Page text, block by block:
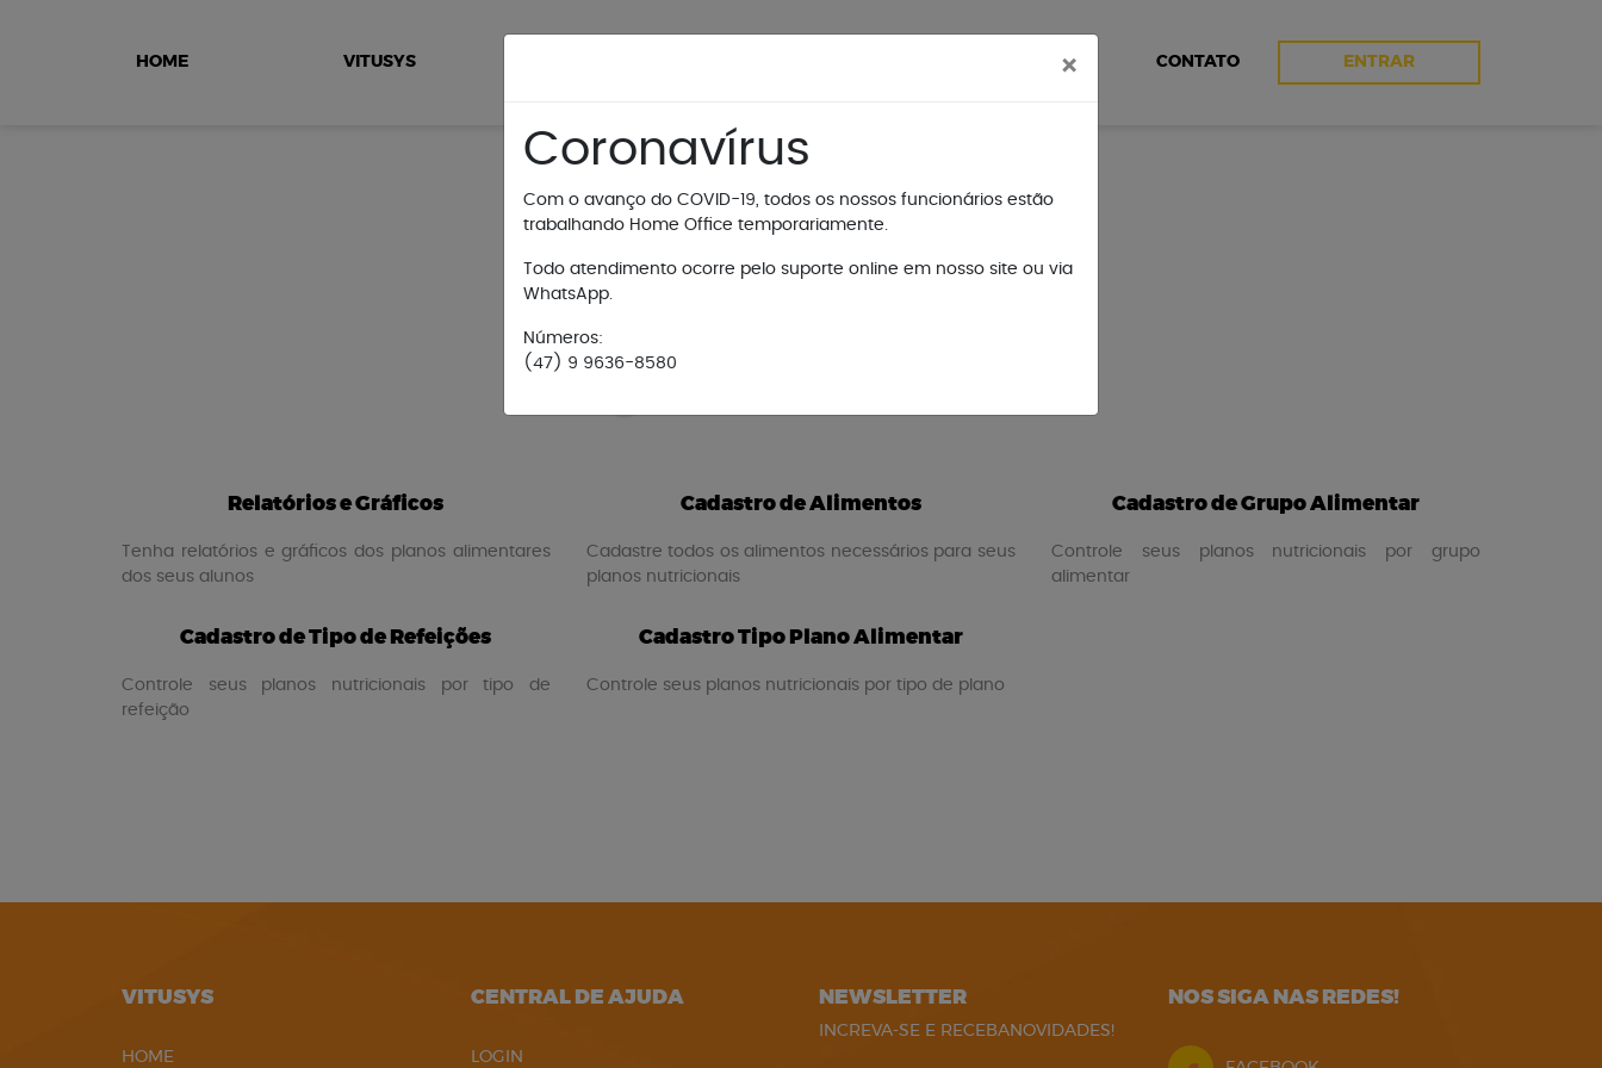
HOME VITUSYS CONTATO ENTRAR
GESTÃO DE NUTRIÇÃO
Relatórios e Gráficos
Tenha relatórios e gráficos dos planos alimentares
dos seus alunos
Cadastro de Alimentos
Cadastre todos os alimentos necessários para seus
planos nutricionais
Cadastro de Grupo Alimentar
Controle seus planos nutricionais por grupo
alimentar
Cadastro de Tipo de Refeições
Controle seus planos nutricionais por tipo de
refeição
Cadastro Tipo Plano Alimentar
Controle seus planos nutricionais por tipo de plano
VITUSYS
HOME
CENTRAL DE AJUDA
LOGIN
NEWSLETTER
INCREVA-SE E RECEBANOVIDADES!
NOS SIGA NAS REDES!
×
Coronavírus
Com o avanço do COVID-19, todos os nossos funcionários estão
trabalhando Home Office temporariamente.
Todo atendimento ocorre pelo suporte online em nosso site ou via
WhatsApp.
Números:
(47) 9 9636-8580